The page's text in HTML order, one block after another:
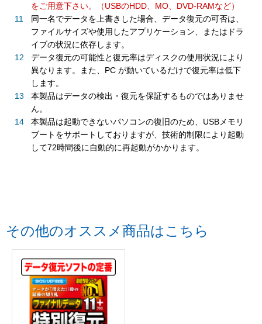
をご用意下さい。（USBのHDD、MO、DVD-RAMなど）
同一名でデータを上書きした場合、データ復元の可否は、
ファイルサイズや使用したアプリケーション、またはドラ
イブの状況に依存します。
データ復元の可能性と復元率はディスクの使用状況により
異なります。また、PC が動いているだけで復元率は低下
します。
本製品はデータの検出・復元を保証するものではありませ
ん。
本製品は起動できないパソコンの復旧のため、USBメモリ
ブートをサポートしておりますが、技術的制限により起動
して72時間後に自動的に再起動がかかります。
その他のオススメ商品はこちら